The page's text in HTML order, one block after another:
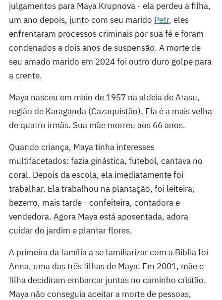
julgamentos para Maya Krupnova - ela perdeu a filha,
um ano depois, junto com seu marido Petr, eles
enfrentaram processos criminais por sua fé e foram
condenados a dois anos de suspensão. A morte de
seu amado marido em 2024 foi outro duro golpe para
a crente.
Maya nasceu em maio de 1957 na aldeia de Atasu,
região de Karaganda (Cazaquistão). Ela é a mais velha
de quatro irmãs. Sua mãe morreu aos 66 anos.
Quando criança, Maya tinha interesses
multifacetados: fazia ginástica, futebol, cantava no
coral. Depois da escola, ela imediatamente foi
trabalhar. Ela trabalhou na plantação, foi leiteira,
bezerro, mais tarde - confeiteira, contadora e
vendedora. Agora Maya está aposentada, adora
cuidar do jardim e plantar flores.
A primeira da família a se familiarizar com a Bíblia foi
Anna, uma das três filhas de Maya. Em 2001, mãe e
filha decidiram embarcar juntas no caminho cristão.
Maya não conseguia aceitar a morte de pessoas,